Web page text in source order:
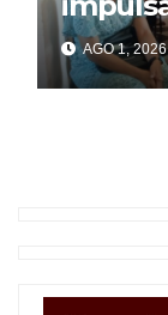
AGO 1, 2026